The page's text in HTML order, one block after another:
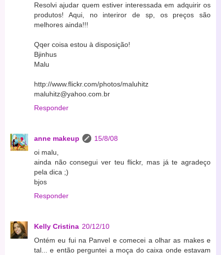
Resolvi ajudar quem estiver interessada em adquirir os
produtos! Aqui, no interiror de sp, os preços são
melhores ainda!!!
Qqer coisa estou à disposição!
Bjinhus
Malu
http://www.flickr.com/photos/maluhitz
maluhitz@yahoo.com.br
Responder
anne makeup
15/8/08
oi malu,
ainda não consegui ver teu flickr, mas já te agradeço
pela dica ;)
bjos
Responder
Kelly Cristina 20/12/10
Ontém eu fui na Panvel e comecei a olhar as makes e
tal... e então perguntei a moça do caixa onde estavam